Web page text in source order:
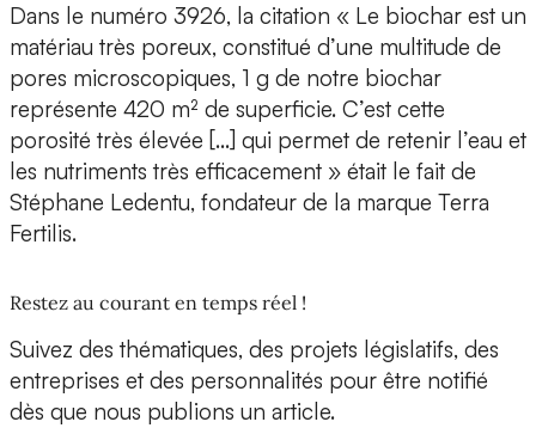
Dans le numéro 3926, la citation « Le biochar est un
matériau très poreux, constitué d’une multitude de
pores microscopiques, 1 g de notre biochar
représente 420 m² de superficie. C’est cette
porosité très élevée […] qui permet de retenir l’eau et
les nutriments très efficacement » était le fait de
Stéphane Ledentu, fondateur de la marque Terra
Fertilis.
Restez au courant en temps réel !
Suivez des thématiques, des projets législatifs, des
entreprises et des personnalités pour être notifié
dès que nous publions un article.